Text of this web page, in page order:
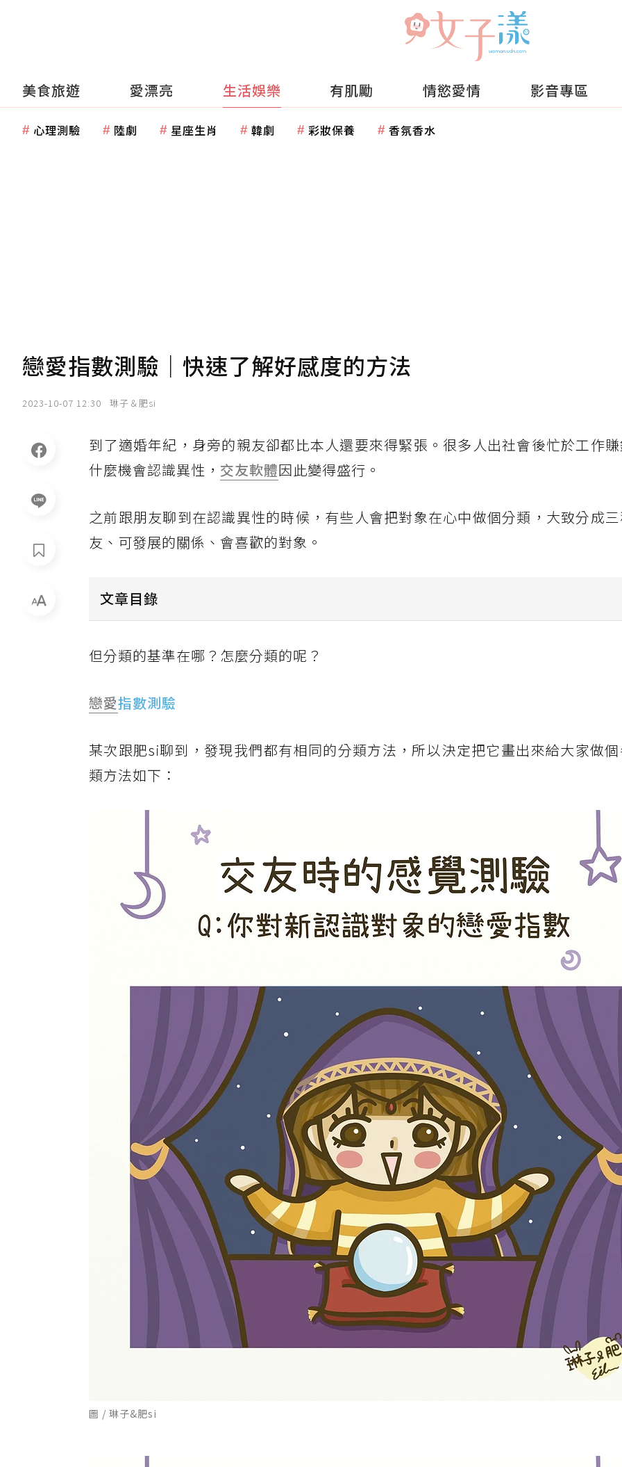
美食旅遊 愛漂亮 生活娛樂 有肌勵 情慾愛情 影音專區
心理測驗 陸劇 星座生肖 韓劇 彩妝保養 香氛香水
戀愛指數測驗｜快速了解好感度的方法
2023-10-07 12:30 琳子＆肥si
到了適婚年紀，身旁的親友卻都比本人還要來得緊張。很多人出社會後忙於工作
什麼機會認識異性， 交友軟體因此變得盛行。
之前跟朋友聊到在認識異性的時候，有些人會把對象在心中做個分類，大致分成
友、可發展的關係、會喜歡的對象。
文章目錄
戀愛的理由
但分類的基準在哪？怎麼分類的呢？
戀愛指數測驗
某次跟肥si聊到，發現我們都有相同的分類方法，所以決定把它畫出來給大家做
類方法如下：
圖 / 琳子&肥si